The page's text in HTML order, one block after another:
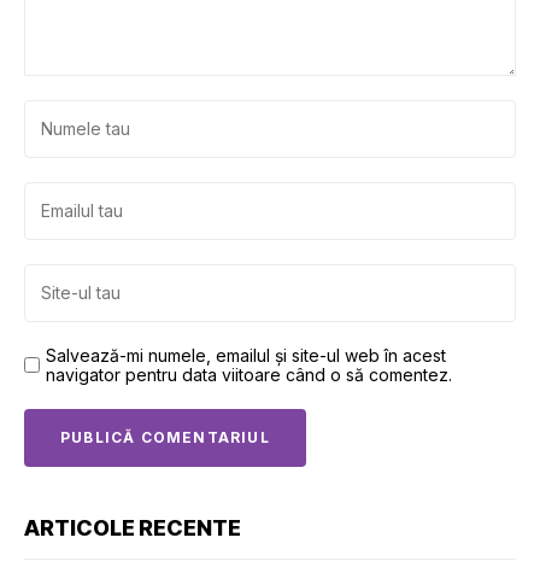
Salvează-mi numele, emailul și site-ul web în acest
navigator pentru data viitoare când o să comentez.
ARTICOLE RECENTE